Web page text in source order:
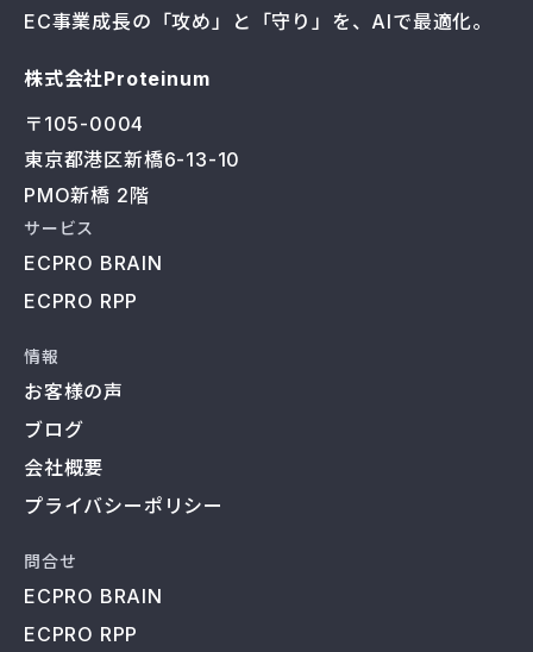
EC事業成長の「攻め」と「守り」を、AIで最適化。
株式会社Proteinum
〒105-0004
東京都港区新橋6-13-10
PMO新橋 2階
サービス
ECPRO BRAIN
ECPRO RPP
情報
お客様の声
ブログ
会社概要
プライバシーポリシー
問合せ
ECPRO BRAIN
ECPRO RPP